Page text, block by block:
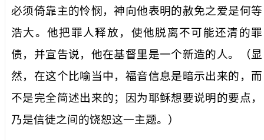
必须倚靠主的怜悯，神向他表明的赦免之爱是何等
浩大。他把罪人释放，使他脱离不可能还清的罪
债，并宣告说，他在基督里是一个新造的人。（显
然，在这个比喻当中，福音信息是暗示出来的，而
不是完全简述出来的；因为耶稣想要说明的要点，
乃是信徒之间的饶恕这一主题。）